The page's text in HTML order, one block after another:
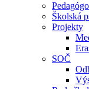
Školská
Projekty
SOČ